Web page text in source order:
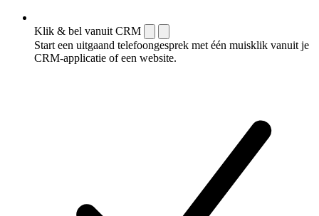
Klik & bel vanuit CRM
Start een uitgaand telefoongesprek met één muisklik vanuit je
CRM-applicatie of een website.